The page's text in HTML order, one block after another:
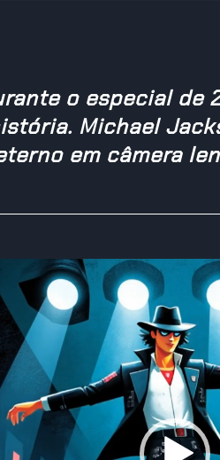
o especial de
Michael
em câmera